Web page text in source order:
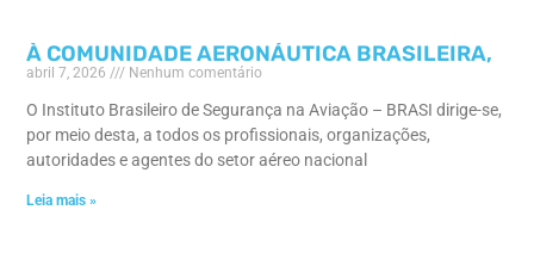
À COMUNIDADE AERONÁUTICA BRASILEIRA,
abril 7, 2026 Nenhum comentário
O Instituto Brasileiro de Segurança na Aviação – BRASI dirige-se,
por meio desta, a todos os profissionais, organizações,
autoridades e agentes do setor aéreo nacional
Leia mais »